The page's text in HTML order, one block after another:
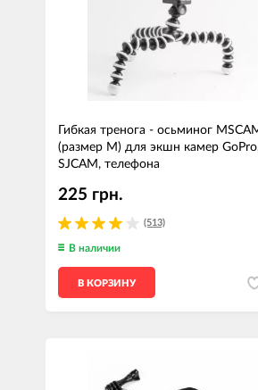
Гибкая тренога - осьминог
(размер M) для экшн камер
SJCAM, телефона
(513)
225 грн.
В наличии
В КОРЗИНУ